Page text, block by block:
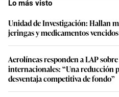
Lo más visto
Unidad de Investigación: Hallan
jeringas y medicamentos
Aerolíneas responden a LAP sobre
internacionales: “Una reducción
desventaja competitiva de fondo”